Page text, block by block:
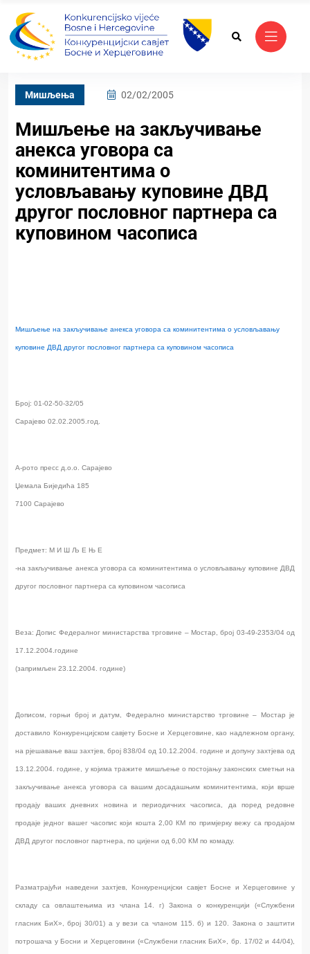
Mишљења 02/02/2005
Мишљење на закључивање
анекса уговора са
коминитентима о
условљавању куповине ДВД
другог пословног партнера са
куповином часописа
Мишљење на закључивање анекса уговора са коминитентима о условљавању
куповине ДВД другог пословног партнера са куповином часописа
Број: 01-02-50-32/05
Сарајево 02.02.2005.год.
A-рото пресс д.о.о. Сарајево
Џемала Биједића 185
7100 Сарајево
Предмет: М И Ш Љ Е Њ Е
-на закључивање анекса уговора са коминитентима о условљавању куповине ДВД
другог пословног партнера са куповином часописа
Веза: Допис Федералног министарства трговине – Мостар, број 03-49-2353/04 од
17.12.2004.године
(запримљен 23.12.2004. године)
Дописом, горњи број и датум, Федерално министарство трговине – Мостар је
доставило Конкуренцијском савјету Босне и Херцеговине, као надлежном органу,
на рјешавање ваш захтјев, број 838/04 од 10.12.2004. године и допуну захтјева од
13.12.2004. године, у којима тражите мишљење о постојању законских сметњи на
закључивање анекса уговора са вашим досадашњим коминитентима, који врше
продају ваших дневних новина и периодичних часописа, да поред редовне
продаје једног вашег часопис који кошта 2,00 КМ по примјерку вежу са продајом
ДВД другог пословног партнера, по цијени од 6,00 КМ по комаду.
Разматрајући наведени захтјев, Конкуренцијски савјет Босне и Херцеговине у
складу са овлаштењима из члана 14. г) Закона о конкуренцији («Службени
гласник БиХ», број 30/01) а у вези са чланом 115. б) и 120. Закона о заштити
потрошача у Босни и Херцеговини («Службени гласник БиХ», бр. 17/02 и 44/04),